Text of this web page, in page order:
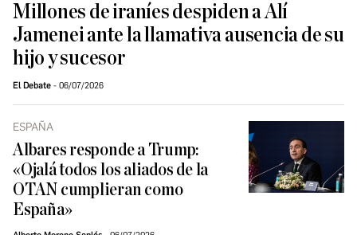
Millones de iraníes despiden a Alí
Jamenei ante la llamativa ausencia de su
hijo y sucesor
El Debate 06/07/2026
ESPAÑA
Albares responde a Trump:
«Ojalá todos los aliados de la
OTAN cumplieran como
España»